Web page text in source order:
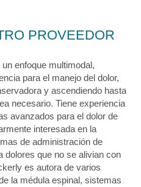
PROVEEDOR
enfoque multimodal,
para el manejo del dolor,
y ascendiendo hasta
necesario. Tiene experiencia
avanzados para el dolor de
interesada en la
de administración de
dolores que no se alivian con
es autora de varios
la médula espinal, sistemas